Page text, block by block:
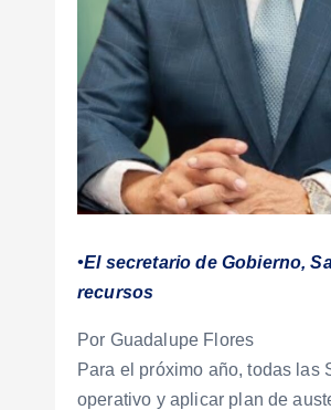
•El secretario de Gobierno,
recursos
Por Guadalupe Flores
Para el próximo año, todas las
operativo y aplicar plan de